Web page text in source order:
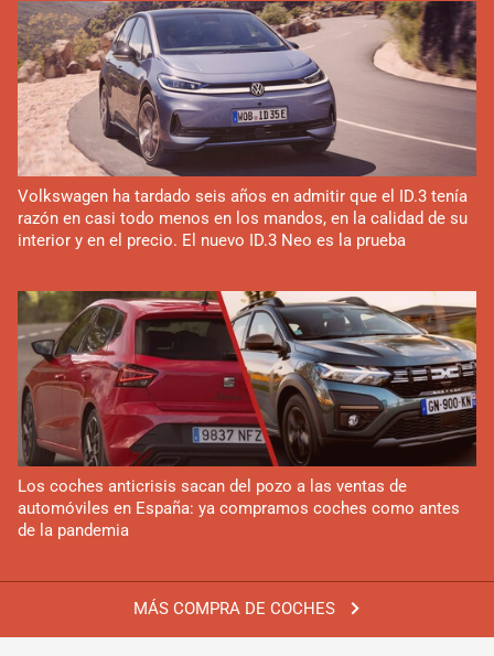
MÁS COMPRA DE COCHES
Volkswagen ha tardado seis años en admitir que el ID.3 tenía
razón en casi todo menos en los mandos, en la calidad de su
interior y en el precio. El nuevo ID.3 Neo es la prueba
Los coches anticrisis sacan del pozo a las ventas de
automóviles en España: ya compramos coches como antes
de la pandemia